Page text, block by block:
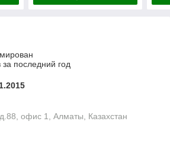
последний год
офис 1, Алматы, Казахстан